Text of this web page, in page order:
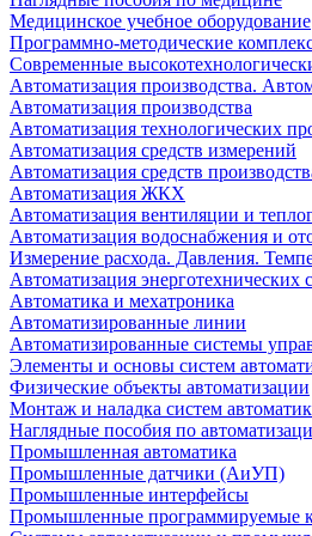
Медицинское учебное оборудование
Программно-методические
Современные
Автоматизация производства.
Автоматизация производства
Автоматизация технологических
Автоматизация средств измерений
Автоматизация средств
Автоматизация ЖКХ
Автоматизация вентиляции и
Автоматизация водоснабжения и
Измерение расхода. Давления.
Автоматизация энерготехнических
Автоматика и мехатроника
Автоматизированные линии
Автоматизированные системы
Элементы и основы систем
Физические объекты автоматизации
Монтаж и наладка систем
Наглядные пособия по
Промышленная автоматика
Промышленные датчики (АиУП)
Промышленные интерфейсы
Промышленные программируемые